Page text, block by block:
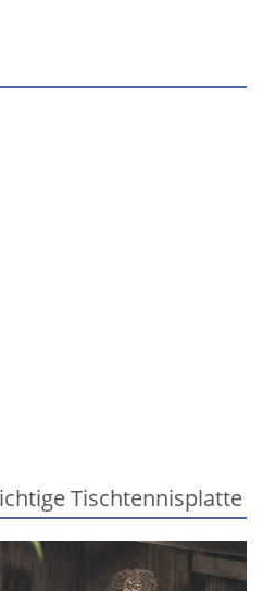
Tischtennisplatte